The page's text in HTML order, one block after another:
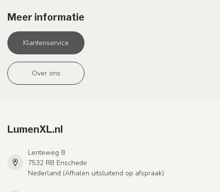
Meer informatie
Klantenservice
Over ons
LumenXL.nl
Lenteweg 8
7532 RB Enschede
Nederland (Afhalen uitsluitend op afspraak)